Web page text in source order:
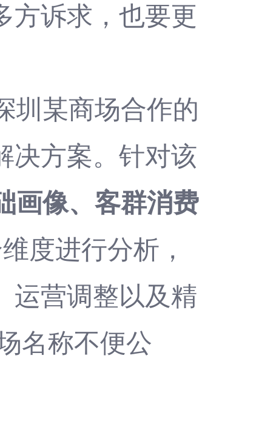
方诉求，也要更
圳某商场合作的
决方案。针对该
画像、客群消费
度进行分析，
运营调整以及精
名称不便公